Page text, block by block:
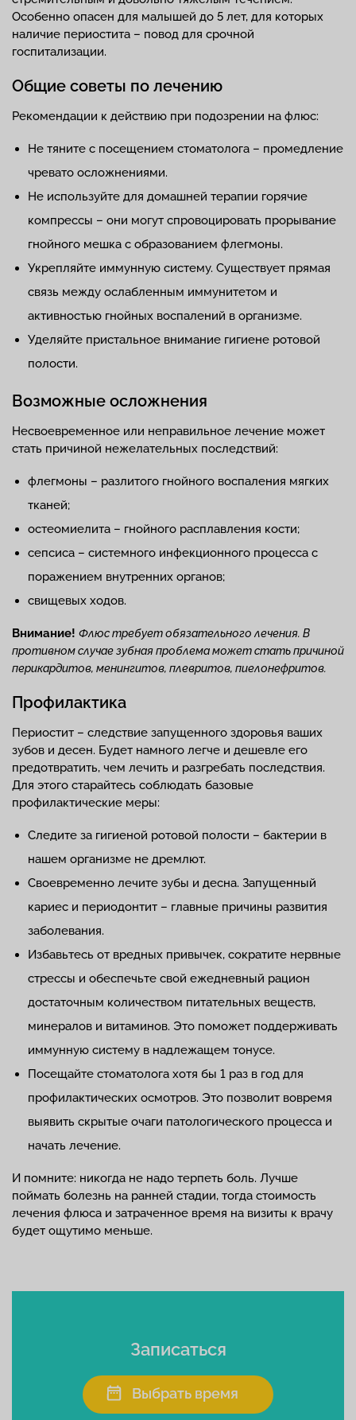
Особенно опасен для малышей до 5 лет, для которых
наличие периостита – повод для срочной
госпитализации.
Общие советы по лечению
Рекомендации к действию при подозрении на флюс:
Не тяните с посещением стоматолога – промедление
чревато осложнениями.
Не используйте для домашней терапии горячие
компрессы – они могут спровоцировать прорывание
гнойного мешка с образованием флегмоны.
Укрепляйте иммунную систему. Существует прямая
связь между ослабленным иммунитетом и
активностью гнойных воспалений в организме.
Уделяйте пристальное внимание гигиене ротовой
полости.
Возможные осложнения
Несвоевременное или неправильное лечение может
стать причиной нежелательных последствий:
флегмоны – разлитого гнойного воспаления мягких
тканей;
остеомиелита – гнойного расплавления кости;
сепсиса – системного инфекционного процесса с
поражением внутренних органов;
свищевых ходов.
Внимание! Флюс требует обязательного лечения. В
противном случае зубная проблема может стать причиной
перикардитов, менингитов, плевритов, пиелонефритов.
Профилактика
Периостит – следствие запущенного здоровья ваших
зубов и десен. Будет намного легче и дешевле его
предотвратить, чем лечить и разгребать последствия.
Для этого старайтесь соблюдать базовые
профилактические меры:
Следите за гигиеной ротовой полости – бактерии в
нашем организме не дремлют.
Своевременно лечите зубы и десна. Запущенный
кариес и периодонтит – главные причины развития
заболевания.
Избавьтесь от вредных привычек, сократите нервные
стрессы и обеспечьте свой ежедневный рацион
достаточным количеством питательных веществ,
минералов и витаминов. Это поможет поддерживать
иммунную систему в надлежащем тонусе.
Посещайте стоматолога хотя бы 1 раз в год для
профилактических осмотров. Это позволит вовремя
выявить скрытые очаги патологического процесса и
начать лечение.
И помните: никогда не надо терпеть боль. Лучше
поймать болезнь на ранней стадии, тогда стоимость
лечения флюса и затраченное время на визиты к врачу
будет ощутимо меньше.
Записаться
Выбрать время